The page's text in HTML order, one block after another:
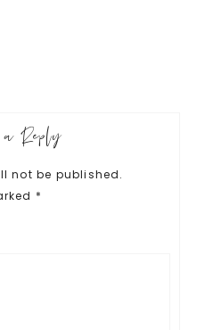
a Reply
not be published.
*